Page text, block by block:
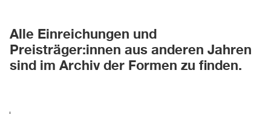
Alle Einreichungen und
Preisträger:innen aus anderen Jahren
sind im Archiv der Formen zu finden.